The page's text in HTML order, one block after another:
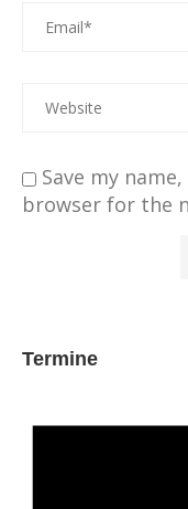
Save my
browser for the
Termine